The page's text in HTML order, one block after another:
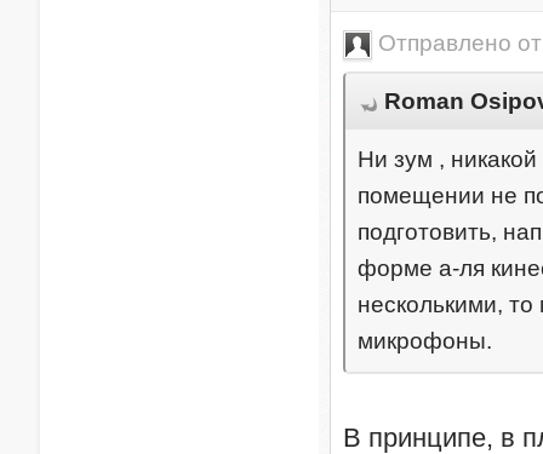
Отправлено
Roman
Ни зум ,
помещении не
подготовить,
форме а-ля
несколькими,
микрофоны.
В принципе, в